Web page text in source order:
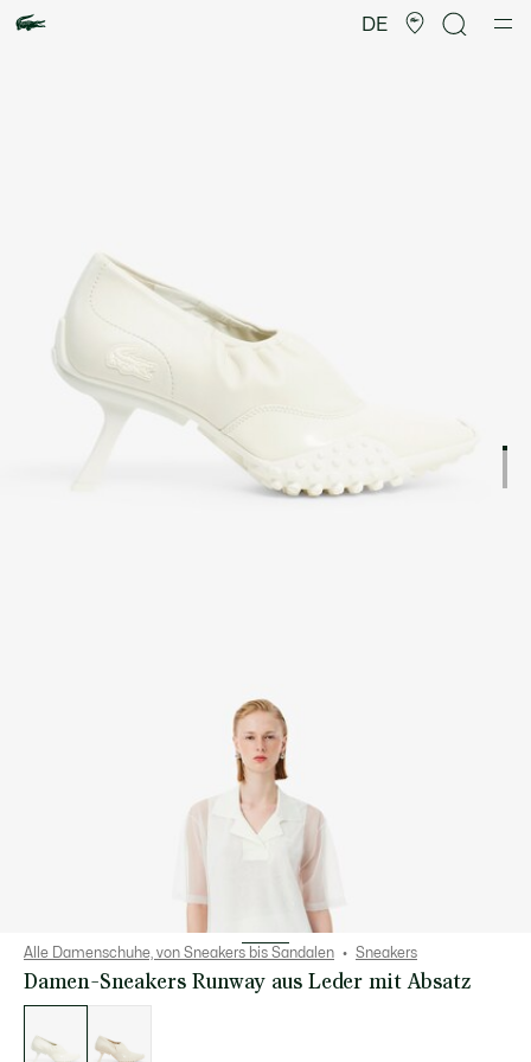
DE
Alle Damenschuhe, von Sneakers bis Sandalen Sneakers
Damen-Sneakers Runway aus Leder mit Absatz
Varianten